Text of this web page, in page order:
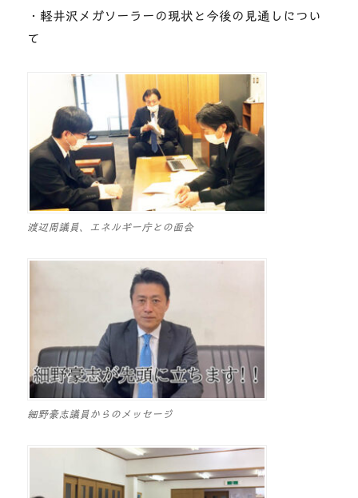
・軽井沢メガソーラーの現状と今後の見通しについ
て
渡辺周議員、エネルギー庁との面会
細野豪志議員からのメッセージ